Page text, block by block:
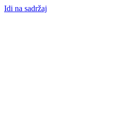
Idi na sadržaj